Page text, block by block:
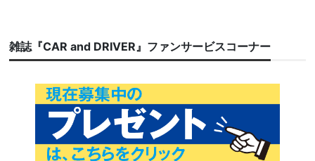
雑誌『CAR and DRIVER』ファンサービスコーナー